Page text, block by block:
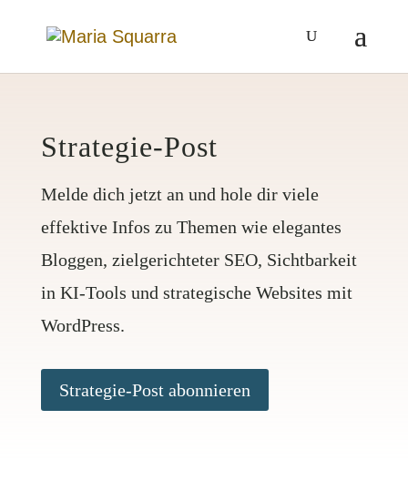
Strategie-Post
Melde dich jetzt an und hole dir viele
effektive Infos zu Themen wie elegantes
Bloggen, zielgerichteter SEO, Sichtbarkeit
in KI-Tools und strategische Websites mit
WordPress.
Strategie-Post abonnieren